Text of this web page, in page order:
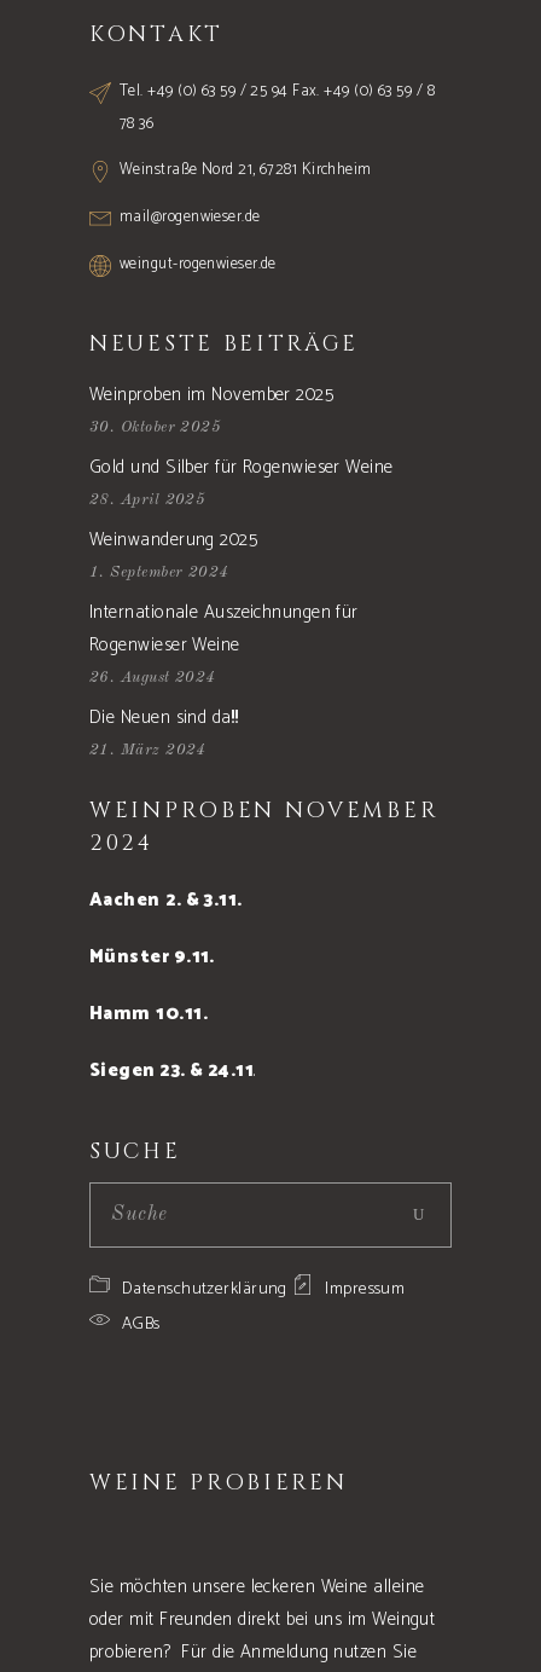
KONTAKT
Tel. +49 (0) 63 59 / 25 94 Fax. +49 (0) 63 59 / 8
78 36
Weinstraße Nord 21, 67281 Kirchheim
mail@rogenwieser.de
weingut-rogenwieser.de
NEUESTE BEITRÄGE
Weinproben im November 2025
30. Oktober 2025
Gold und Silber für Rogenwieser Weine
28. April 2025
Weinwanderung 2025
1. September 2024
Internationale Auszeichnungen für
Rogenwieser Weine
26. August 2024
Die Neuen sind da!!!!
21. März 2024
WEINPROBEN NOVEMBER
2024
Aachen 2. & 3.11.
Münster 9.11.
Hamm 10.11.
Siegen 23. & 24.11.
SUCHE
Datenschutzerklärung
Impressum
AGBs
WEINE PROBIEREN
Sie möchten unsere leckeren Weine alleine
oder mit Freunden direkt bei uns im Weingut
probieren? Für die Anmeldung nutzen Sie